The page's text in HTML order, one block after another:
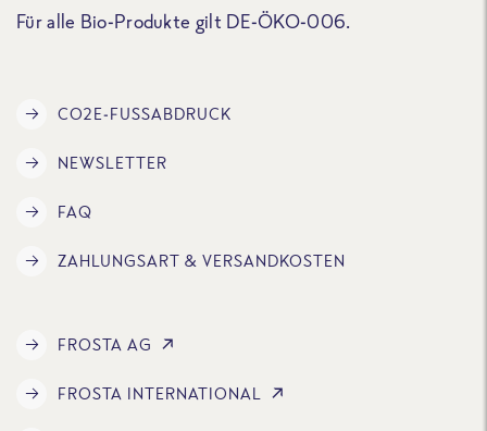
Für alle Bio-Produkte gilt DE-ÖKO-006.
CO2E-FUSSABDRUCK
NEWSLETTER
FAQ
ZAHLUNGSART & VERSANDKOSTEN
FROSTA AG
FROSTA INTERNATIONAL